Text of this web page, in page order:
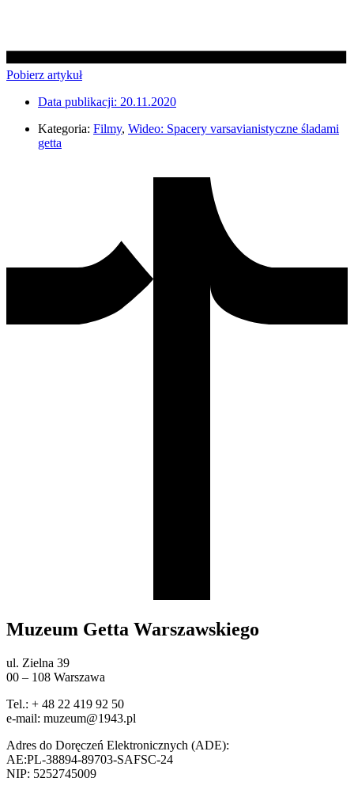
Pobierz artykuł
Data publikacji: 20.11.2020
Kategoria: Filmy, Wideo: Spacery varsavianistyczne śladami
getta
Muzeum Getta Warszawskiego
ul. Zielna 39
00 – 108 Warszawa
Tel.: + 48 22 419 92 50
e-mail: muzeum@1943.pl
Adres do Doręczeń Elektronicznych (ADE):
AE:PL-38894-89703-SAFSC-24
NIP: 5252745009